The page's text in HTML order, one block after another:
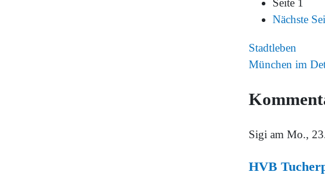
Seite 1
Nächste
Stadtleben
München im
Sigi am Mo.,
HVB